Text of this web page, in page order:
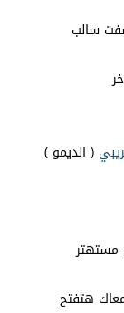
سالب
( الديمو )
مستهتر
هتفتح